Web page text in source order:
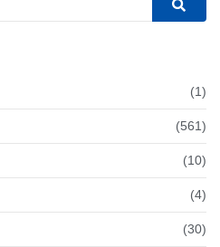
(1)
(561)
(10)
(4)
(30)